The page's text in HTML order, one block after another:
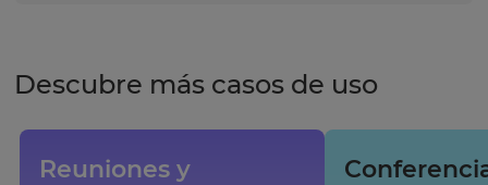
Descubre más casos de uso
Reuniones y